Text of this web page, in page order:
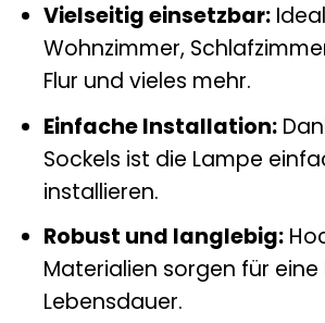
Vielseitig einsetzbar:
Wohnzimmer,
Flur und vieles mehr.
Einfache Installation:
Sockels ist die Lampe
installieren.
Robust und langlebig:
Materialien sorgen für eine
Lebensdauer.